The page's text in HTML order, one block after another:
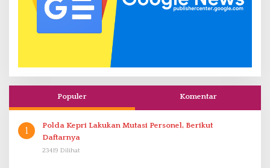
Populer Komentar
1
Polda Kepri Lakukan Mutasi Personel, Berikut
Daftarnya
23419 Dilihat